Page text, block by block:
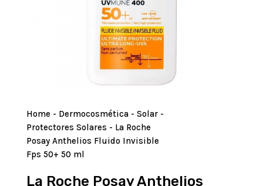
Home - Dermocosmética- Solar-
Protectores Solares - La Roche
Posay Anthelios Fluido Invisible
Fps 50+ 50 ml
La Roche Posay Anthelios